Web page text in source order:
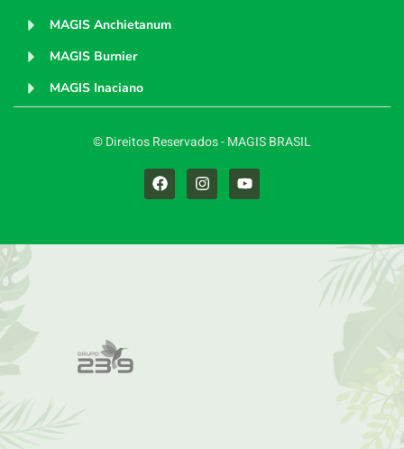
MAGIS Anchietanum
MAGIS Burnier
MAGIS Inaciano
© Direitos Reservados - MAGIS BRASIL